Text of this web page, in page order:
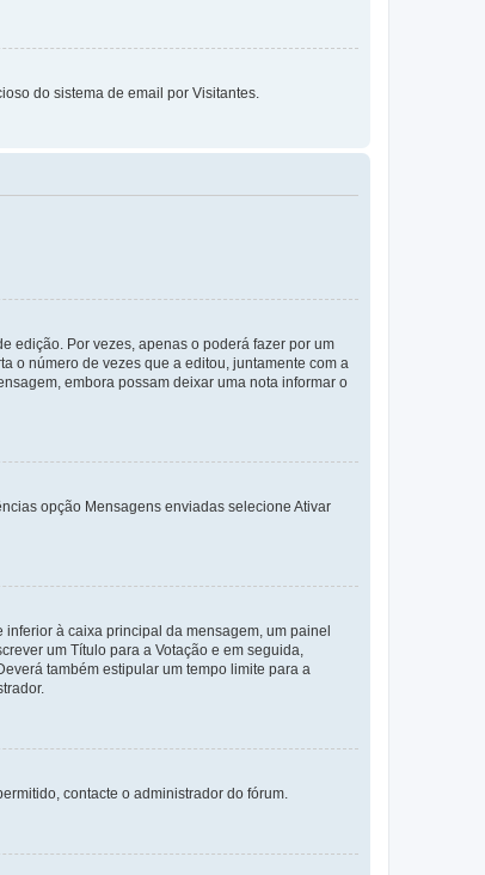
do sistema de email por Visitantes.
edição. Por vezes, apenas o poderá fazer por um
o número de vezes que a editou, juntamente com a
embora possam deixar uma nota informar o
opção Mensagens enviadas selecione Ativar
à caixa principal da mensagem, um painel
um Título para a Votação e em seguida,
também estipular um tempo limite para a
contacte o administrador do fórum.